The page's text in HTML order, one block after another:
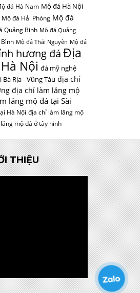
đá Hà Nam Mộ đá Hà Nội
Mộ đá Hải Phòng Mộ đá
Quảng Bình Mộ đá Quảng
Mộ đá Thái Nguyên Mộ đá
hương đáĐịa
Nội đá mỹ nghệ
Rịa - Vũng Tàu địa chỉ
địa chỉ làm lăng mộ
lăng mộ đá tại Sài
Hà Nội địa chỉ làm lăng mộ
mộ đá ở tây ninh
THIỆU